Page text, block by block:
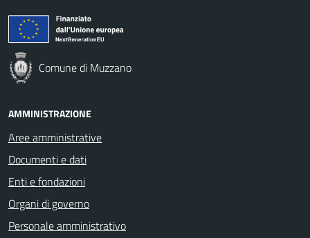
Comune di Muzzano
AMMINISTRAZIONE
Aree amministrative
Documenti e dati
Enti e fondazioni
Organi di governo
Personale amministrativo